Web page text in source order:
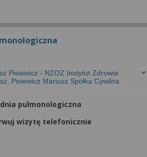
Instytut Zdrowia
Pisiewicz Mariusz Spółka Cywilna
pulmonologiczna
wizytę telefonicznie